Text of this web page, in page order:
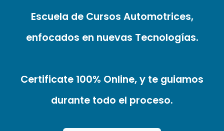
Escuela de Cursos Automotrices,
enfocados en nuevas Tecnologías.
Certificate 100% Online, y te guiamos
durante todo el proceso.